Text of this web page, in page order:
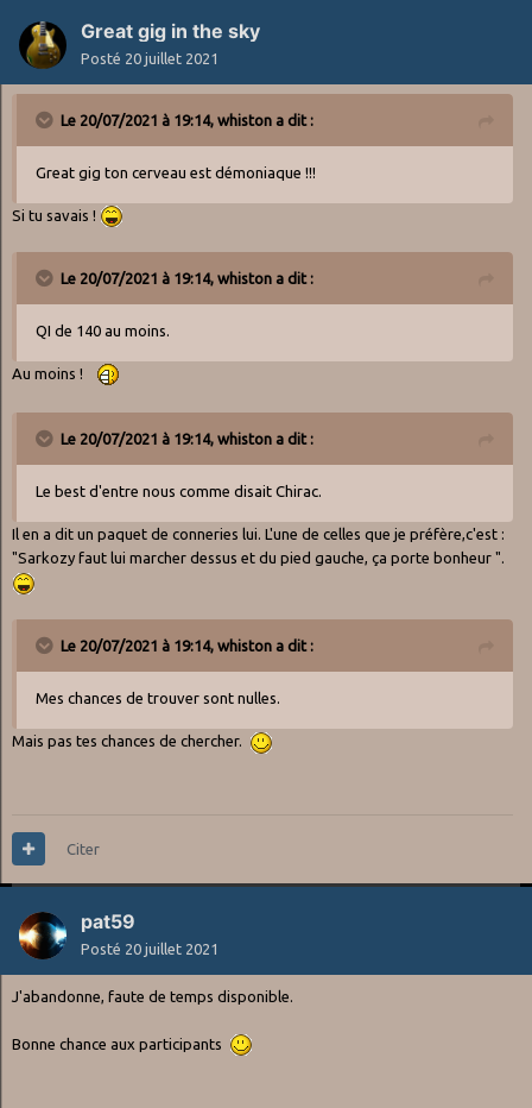
Great gig in the sky
Posté 20 juillet 2021
Le 20/07/2021 à 19:14, whiston a dit :
Great gig ton cerveau est démoniaque !!!
Si tu savais !
Le 20/07/2021 à 19:14, whiston a dit :
QI de 140 au moins.
Au moins !
Le 20/07/2021 à 19:14, whiston a dit :
Le best d'entre nous comme disait Chirac.
Il en a dit un paquet de conneries lui. L'une de celles que je préfère,c'est :
"Sarkozy faut lui marcher dessus et du pied gauche, ça porte bonheur ".
Le 20/07/2021 à 19:14, whiston a dit :
Mes chances de trouver sont nulles.
Mais pas tes chances de chercher.
Citer
pat59
Posté 20 juillet 2021
J'abandonne, faute de temps disponible.
Bonne chance aux participants